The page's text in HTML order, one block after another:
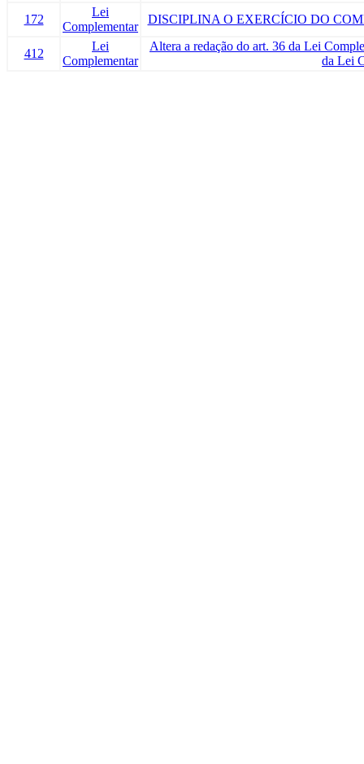
172
Lei
Complementar
DISCIPLINA O EXERCÍCIO DO
412
Lei
Complementar
Altera a redação do art. 36 da Lei
da Lei